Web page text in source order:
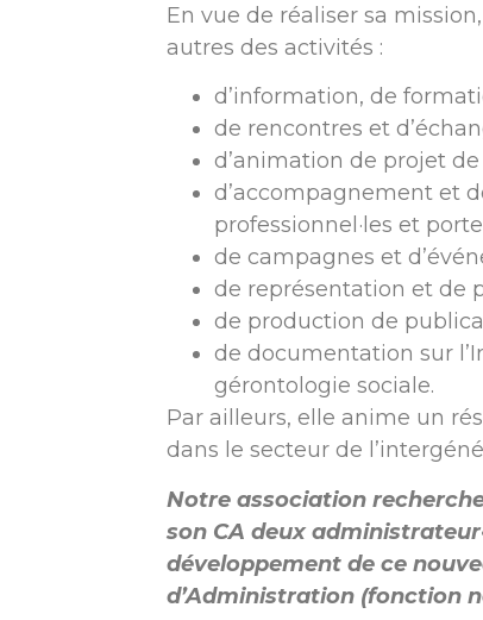
En vue de réaliser sa
autres des activités :
d’information, de
de rencontres et
d’animation de projet de
d’accompagnement et
professionnel·les et
de campagnes et
de représentation et de
de production de
de documentation sur
gérontologie sociale.
Par ailleurs, elle anime un
dans le secteur de
Notre association
son CA deux
développement de ce
d’Administration (fonction